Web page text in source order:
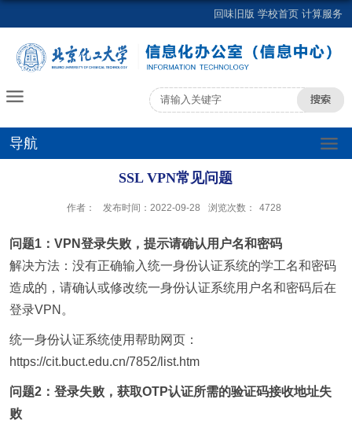
回味旧版 学校首页 计算服务
导航
SSL VPN常见问题
作者： 发布时间：2022-09-28 浏览次数： 4728
问题1：VPN登录失败，提示请确认用户名和密码
解决方法：没有正确输入统一身份认证系统的学工名和密码
造成的，请确认或修改统一身份认证系统用户名和密码后在
登录VPN 。
统一身份认证系统使用帮助网页：
https://cit.buct.edu.cn/7852/list.htm
问题2：登录失败，获取OTP认证所需的验证码接收地址失
败